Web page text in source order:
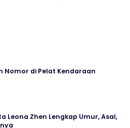
Nomor di Pelat Kendaraan
Leona Zhen Lengkap Umur, Asal,